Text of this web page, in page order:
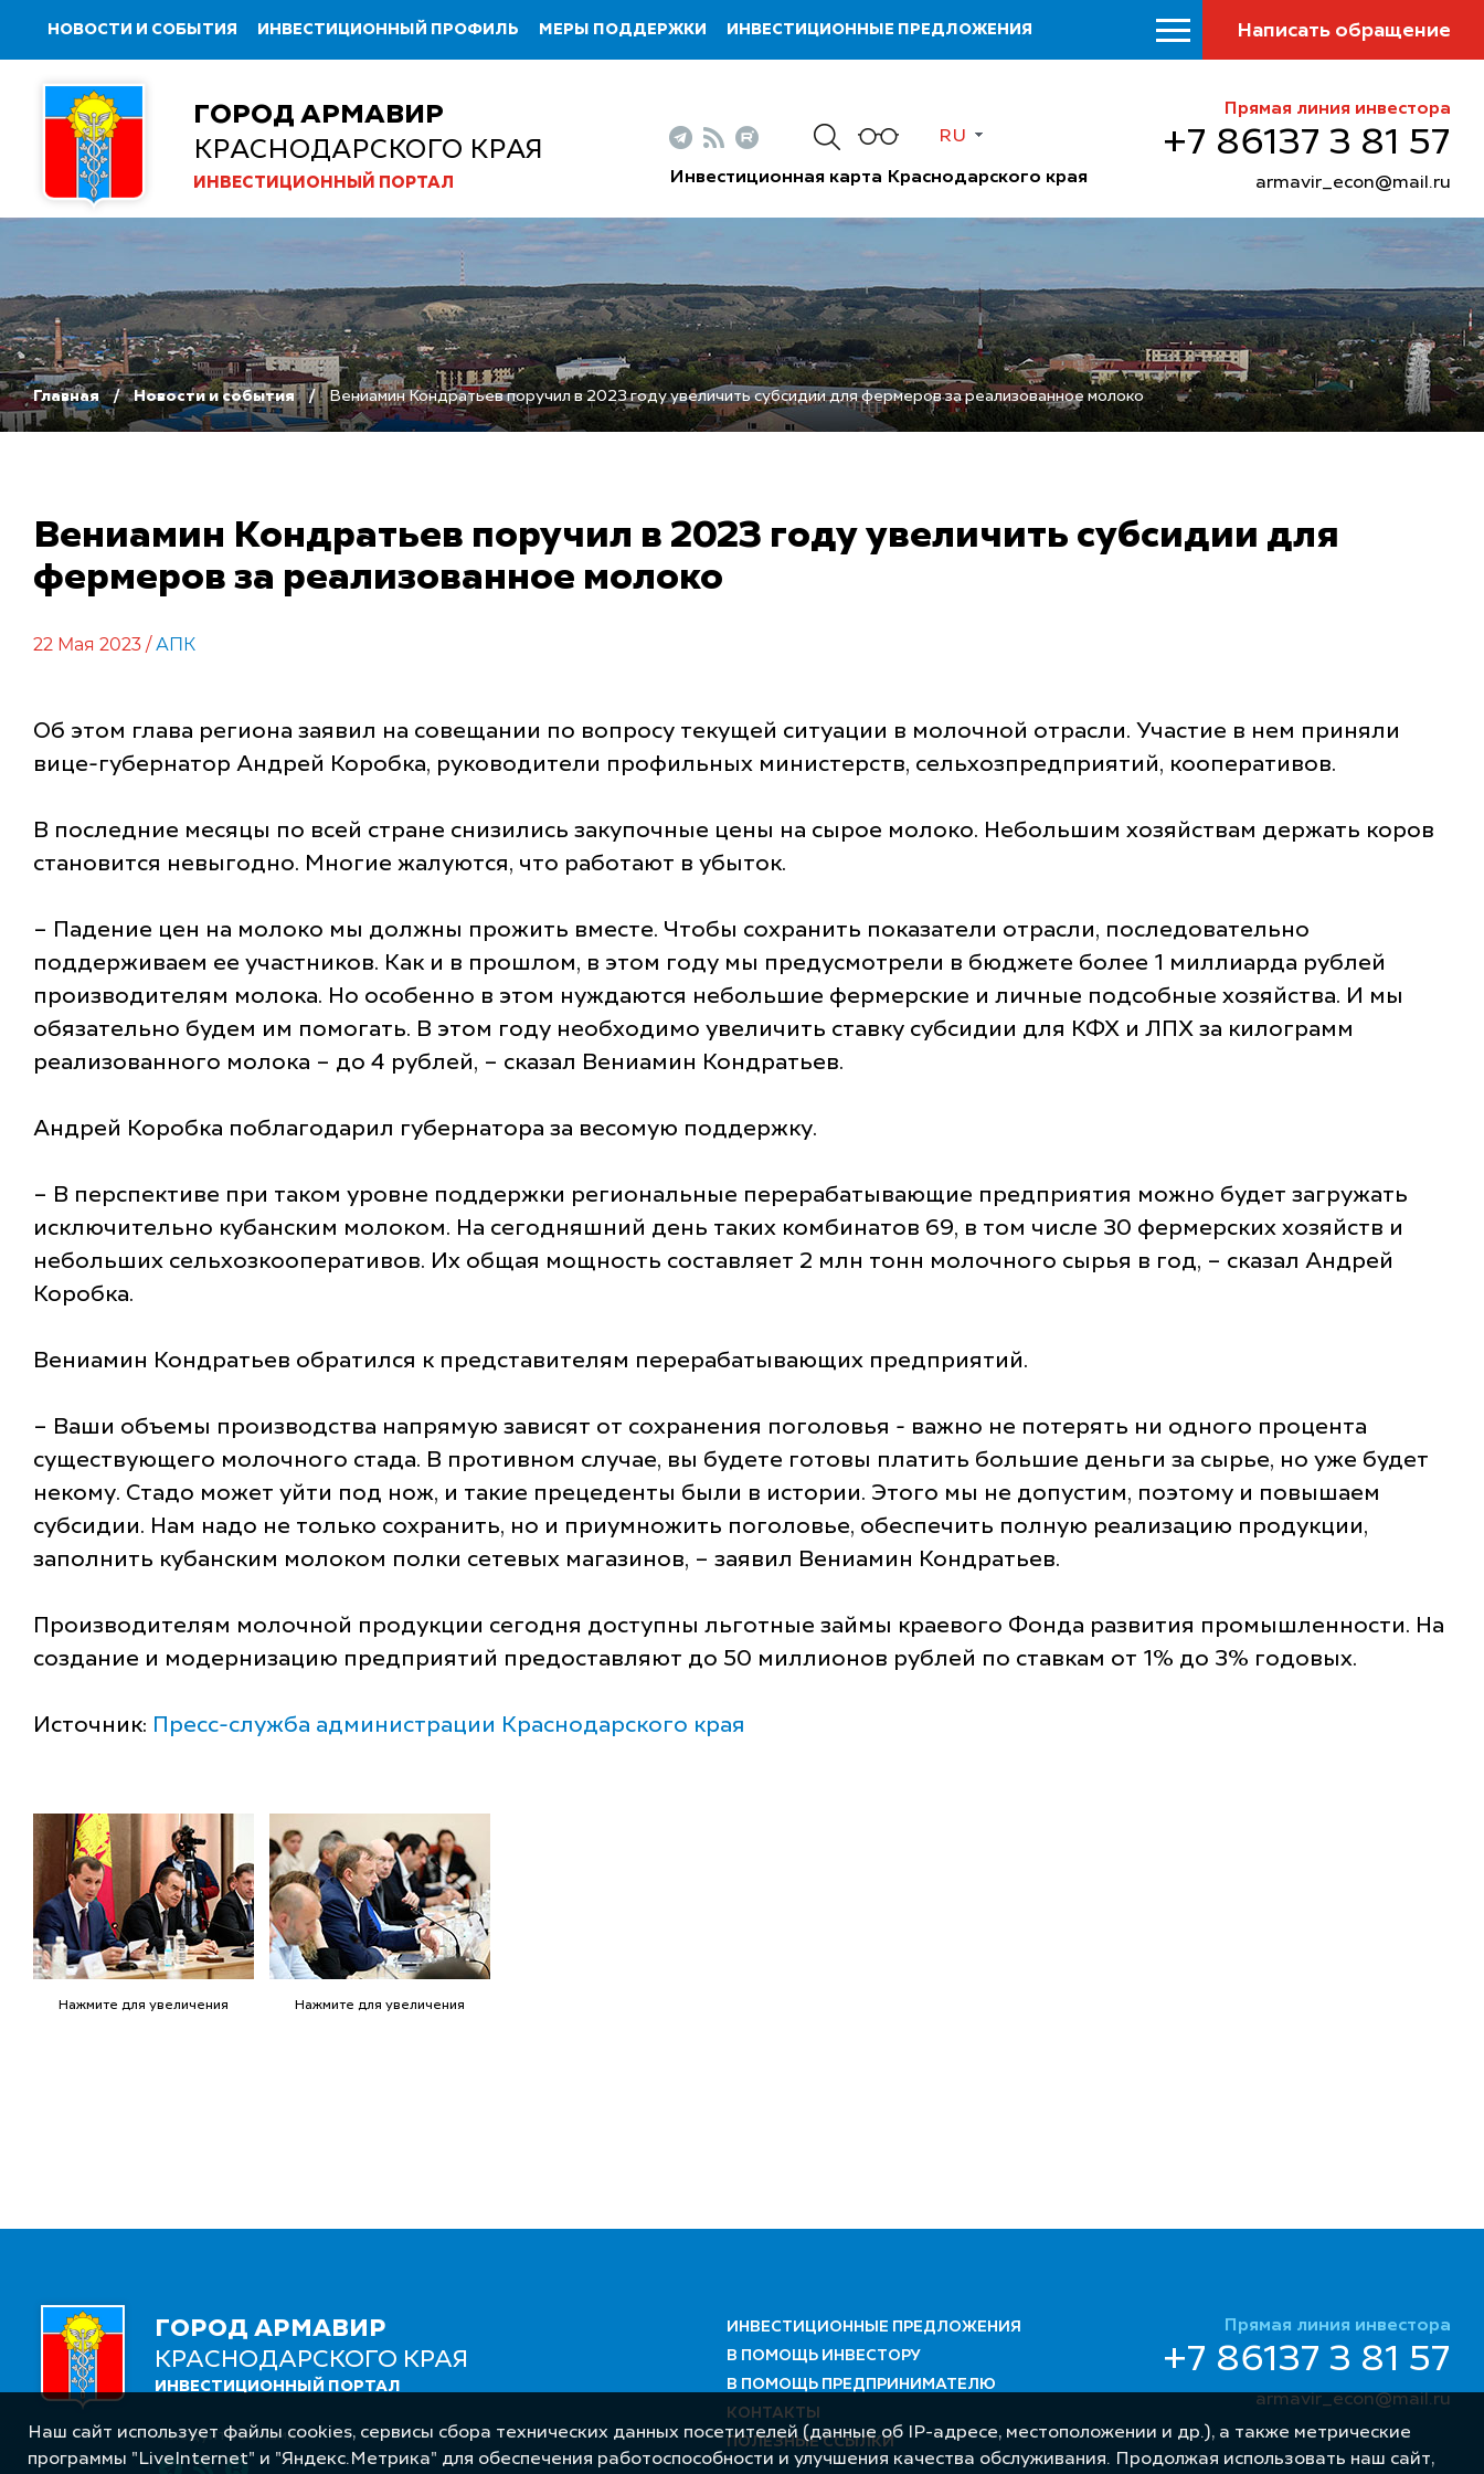
НОВОСТИ И СОБЫТИЯ ИНВЕСТИЦИОННЫЙ ПРОФИЛЬ МЕРЫ ПОДДЕРЖКИ ИНВЕСТИЦИОННЫЕ ПРЕДЛОЖЕНИЯ Написать обращение
ГОРОД АРМАВИР
КРАСНОДАРСКОГО КРАЯ
ИНВЕСТИЦИОННЫЙ ПОРТАЛ
RU
Инвестиционная карта Краснодарского края
Прямая линия инвестора
+7 86137 3 81 57
armavir_econ@mail.ru
Главная Новости и события Вениамин Кондратьев поручил в 2023 году увеличить субсидии для фермеров за реализованное молоко
Вениамин Кондратьев поручил в 2023 году увеличить субсидии для
фермеров за реализованное молоко
22 Мая 2023 / АПК
Об этом глава региона заявил на совещании по вопросу текущей ситуации в молочной отрасли. Участие в нем приняли
вице-губернатор Андрей Коробка, руководители профильных министерств, сельхозпредприятий, кооперативов.
В последние месяцы по всей стране снизились закупочные цены на сырое молоко. Небольшим хозяйствам держать коров
становится невыгодно. Многие жалуются, что работают в убыток.
– Падение цен на молоко мы должны прожить вместе. Чтобы сохранить показатели отрасли, последовательно
поддерживаем ее участников. Как и в прошлом, в этом году мы предусмотрели в бюджете более 1 миллиарда рублей
производителям молока. Но особенно в этом нуждаются небольшие фермерские и личные подсобные хозяйства. И мы
обязательно будем им помогать. В этом году необходимо увеличить ставку субсидии для КФХ и ЛПХ за килограмм
реализованного молока – до 4 рублей, – сказал Вениамин Кондратьев.
Андрей Коробка поблагодарил губернатора за весомую поддержку.
– В перспективе при таком уровне поддержки региональные перерабатывающие предприятия можно будет загружать
исключительно кубанским молоком. На сегодняшний день таких комбинатов 69, в том числе 30 фермерских хозяйств и
небольших сельхозкооперативов. Их общая мощность составляет 2 млн тонн молочного сырья в год, – сказал Андрей
Коробка.
Вениамин Кондратьев обратился к представителям перерабатывающих предприятий.
– Ваши объемы производства напрямую зависят от сохранения поголовья - важно не потерять ни одного процента
существующего молочного стада. В противном случае, вы будете готовы платить большие деньги за сырье, но уже будет
некому. Стадо может уйти под нож, и такие прецеденты были в истории. Этого мы не допустим, поэтому и повышаем
субсидии. Нам надо не только сохранить, но и приумножить поголовье, обеспечить полную реализацию продукции,
заполнить кубанским молоком полки сетевых магазинов, – заявил Вениамин Кондратьев.
Производителям молочной продукции сегодня доступны льготные займы краевого Фонда развития промышленности. На
создание и модернизацию предприятий предоставляют до 50 миллионов рублей по ставкам от 1% до 3% годовых.
Источник: Пресс-служба администрации Краснодарского края
Нажмите для увеличения Нажмите для увеличения
ГОРОД АРМАВИР
КРАСНОДАРСКОГО КРАЯ
ИНВЕСТИЦИОННЫЙ ПОРТАЛ
Следуйте за нами
ИНВЕСТИЦИОННЫЕ ПРЕДЛОЖЕНИЯ
В ПОМОЩЬ ИНВЕСТОРУ
В ПОМОЩЬ ПРЕДПРИНИМАТЕЛЮ
КОНТАКТЫ
ПОЛЕЗНЫЕ ССЫЛКИ
Прямая линия инвестора
+7 86137 3 81 57
armavir_econ@mail.ru
Наш сайт использует файлы cookies, сервисы сбора технических данных посетителей (данные об IP-адресе, местоположении и др.), а также метрические
программы "LiveInternet" и "Яндекс.Метрика" для обеспечения работоспособности и улучшения качества обслуживания. Продолжая использовать наш сайт,